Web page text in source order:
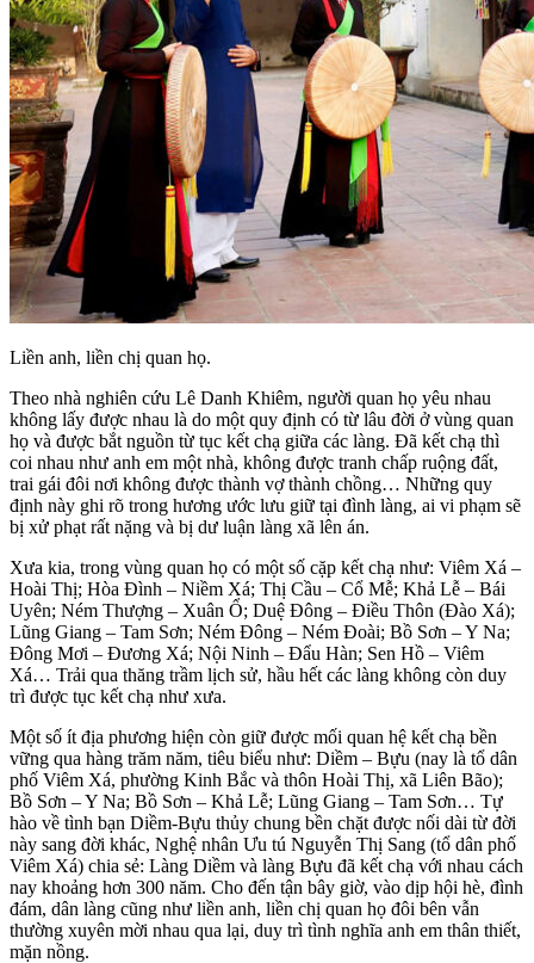
Liền anh, liền chị quan họ.
Theo nhà nghiên cứu Lê Danh Khiêm, người quan họ yêu nhau
không lấy được nhau là do một quy định có từ lâu đời ở vùng quan
họ và được bắt nguồn từ tục kết chạ giữa các làng. Đã kết chạ thì
coi nhau như anh em một nhà, không được tranh chấp ruộng đất,
trai gái đôi nơi không được thành vợ thành chồng… Những quy
định này ghi rõ trong hương ước lưu giữ tại đình làng, ai vi phạm sẽ
bị xử phạt rất nặng và bị dư luận làng xã lên án.
Xưa kia, trong vùng quan họ có một số cặp kết chạ như: Viêm Xá –
Hoài Thị; Hòa Đình – Niềm Xá; Thị Cầu – Cổ Mễ; Khả Lễ – Bái
Uyên; Ném Thượng – Xuân Ổ; Duệ Đông – Điều Thôn (Đào Xá);
Lũng Giang – Tam Sơn; Ném Đông – Ném Đoài; Bồ Sơn – Y Na;
Đông Mơi – Đương Xá; Nội Ninh – Đẩu Hàn; Sen Hồ – Viêm
Xá… Trải qua thăng trầm lịch sử, hầu hết các làng không còn duy
trì được tục kết chạ như xưa.
Một số ít địa phương hiện còn giữ được mối quan hệ kết chạ bền
vững qua hàng trăm năm, tiêu biểu như: Diềm – Bựu (nay là tổ dân
phố Viêm Xá, phường Kinh Bắc và thôn Hoài Thị, xã Liên Bão);
Bồ Sơn – Y Na; Bồ Sơn – Khả Lễ; Lũng Giang – Tam Sơn… Tự
hào về tình bạn Diềm-Bựu thủy chung bền chặt được nối dài từ đời
này sang đời khác, Nghệ nhân Ưu tú Nguyễn Thị Sang (tổ dân phố
Viêm Xá) chia sẻ: Làng Diềm và làng Bựu đã kết chạ với nhau cách
nay khoảng hơn 300 năm. Cho đến tận bây giờ, vào dịp hội hè, đình
đám, dân làng cũng như liền anh, liền chị quan họ đôi bên vẫn
thường xuyên mời nhau qua lại, duy trì tình nghĩa anh em thân thiết,
mặn nồng.